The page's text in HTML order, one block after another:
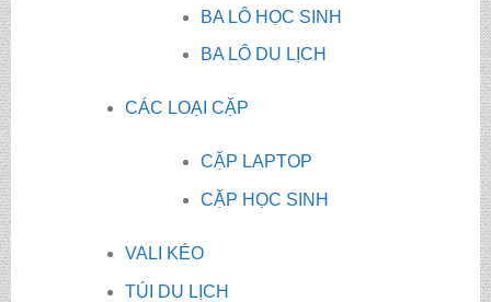
BA LÔ HỌC SINH
BA LÔ DU LỊCH
CÁC LOẠI CẶP
CẶP LAPTOP
CẶP HỌC SINH
VALI KÉO
TÚI DU LỊCH